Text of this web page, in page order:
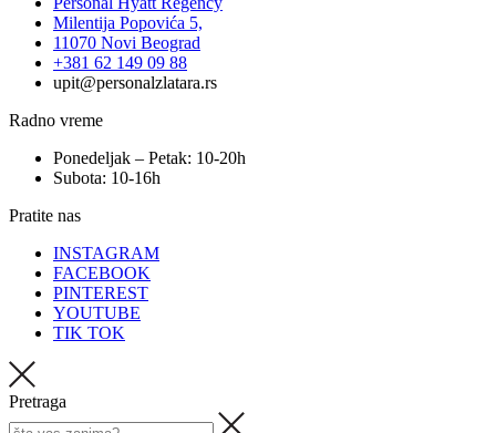
Milentija Popovića 5,
11070 Novi Beograd
+381 62 149 09 88
upit@personalzlatara.rs
Radno vreme
Ponedeljak – Petak: 10-20h
Subota: 10-16h
Pratite nas
INSTAGRAM
FACEBOOK
PINTEREST
YOUTUBE
TIK TOK
Pretraga